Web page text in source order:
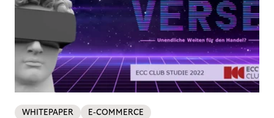
WHITEPAPER E-COMMERCE